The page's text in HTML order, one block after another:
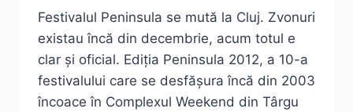
Festivalul Peninsula se mută la Cluj. Zvonuri
existau încă din decembrie, acum totul e
clar și oficial. Ediția Peninsula 2012, a 10-a
festivalului care se desfășura încă din 2003
încoace în Complexul Weekend din Târgu